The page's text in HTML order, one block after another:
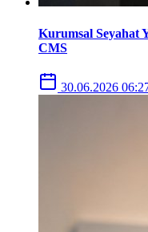
Kurumsal Seyahat
CMS
30.06.2026